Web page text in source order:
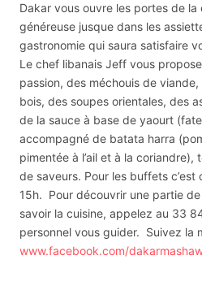
Dakar vous ouvre les portes de la
généreuse jusque dans les
gastronomie qui saura satisfaire
Le chef libanais Jeff vous
passion, des méchouis de
bois, des soupes orientales, des
de la sauce à base de yaourt
accompagné de batata harra
pimentée à l’ail et à la
de saveurs. Pour les buffets
15h. Pour découvrir une partie
savoir la cuisine, appelez au 33
personnel vous guider. Suivez la
www.facebook.com/